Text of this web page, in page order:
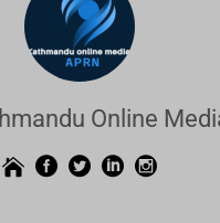
Online